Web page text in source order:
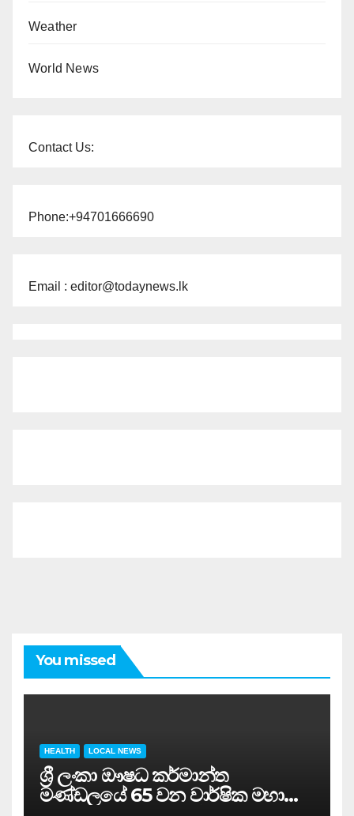
Weather
World News
Contact Us:
Phone:+94701666690
Email : editor@todaynews.lk
You missed
HEALTH LOCAL NEWS
ශ්‍රී ලංකා ඖෂධ කර්මාන්ත
මණ්ඩලයේ 65 වන වාර්ෂික මහා